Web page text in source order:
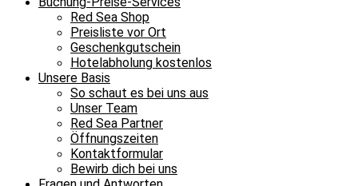
Red Sea Shop
Preisliste vor Ort
Geschenkgutschein
Hotelabholung kostenlos
Unsere Basis
So schaut es bei uns aus
Unser Team
Red Sea Partner
Öffnungszeiten
Kontaktformular
Bewirb dich bei uns